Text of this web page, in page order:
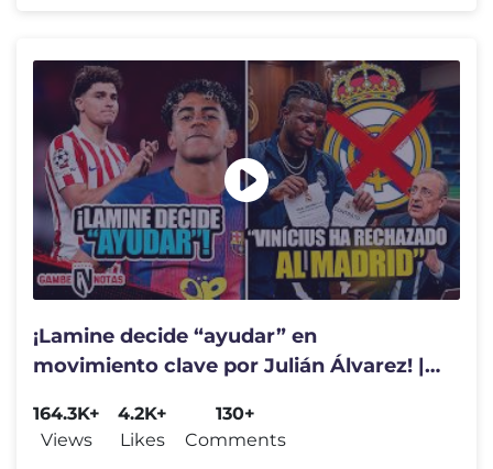
¡Lamine decide “ayudar” en
movimiento clave por Julián Álvarez! |
164.3K+
Views
4.2K+
Likes
130+
Comments